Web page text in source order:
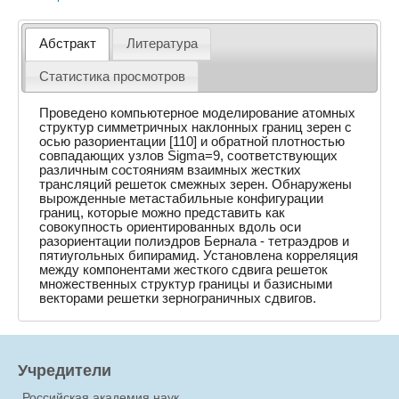
Абстракт Литература
Статистика просмотров
Проведено компьютерное моделирование атомных
структур симметричных наклонных границ зерен с
осью разориентации [110] и обратной плотностью
совпадающих узлов Sigma=9, соответствующих
различным состояниям взаимных жестких
трансляций решеток смежных зерен. Обнаружены
вырожденные метастабильные конфигурации
границ, которые можно представить как
совокупность ориентированных вдоль оси
разориентации полиэдров Бернала - тетраэдров и
пятиугольных бипирамид. Установлена корреляция
между компонентами жесткого сдвига решеток
множественных структур границы и базисными
векторами решетки зернограничных сдвигов.
Учредители